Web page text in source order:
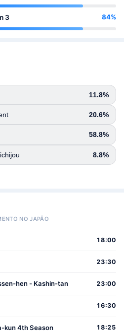
3 84%
11.8%
20.6%
58.8%
8.8%
NO JAPÃO
18:00
23:30
hen - Kashin-tan 23:00
16:30
kun 4th Season 18:25